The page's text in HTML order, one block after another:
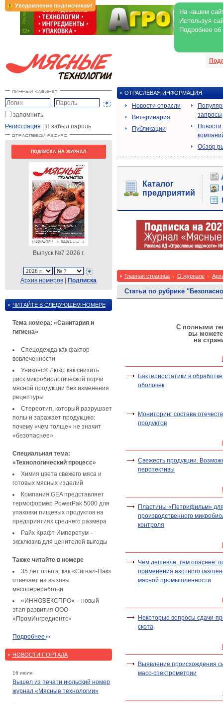
Уведомление подписчикам!
На нашем
Используя
Подробнее
запомнить
Регистрация | Я забыл пароль
ПОДПИСКА НА ЖУРНАЛ
Выпуск №7 2026 г.
Архив номеров | Подписка
ЧИТАЙТЕ В СЛЕДУЮЩЕМ НОМЕРЕ
Тема номера: «Санитария и
гигиена»
Спецодежда как фактор
вовлеченности
Униконс® Люкс: как снизить
риск микробиологической порчи
мясной продукции без изменения
рецептуры
Стереотип, который разрушает
полы и заражает продукцию:
почему «чем толще» не значит
«безопаснее»
Специальная тема:
«Технологический процесс»
Химия цвета свежего мяса и
готовых мясных изделий
Компания GEA представляет
термоформер PowerPak 5000 для
упаковки пищевых продуктов на
предприятиях среднего размера
Райх Крафт Имперетум –
эксклюзив для ценителей выгоды
Также читайте в номере
35 лет опыта: как «Сигнал-Пак»
отвечает на вызовы
мясопереработки
«ИННОВЕКСПРО» – новый
этап развития ООО
«ПромИнгредиентс»
Подробнее
НОВОСТИ ПОРТАЛА
16 июля
Вышел из печати июльский номер
журнал «Мясные технологии»
ОТРАСЛЕВАЯ ИНФОРМАЦИЯ
Новости отрасли
Ветеринария
Публикации
запросы
Новости
Обзор
Каталог
предприятий
Главная страница О журнале
Статьи по рубрике
С полными
вы
на
Бактериостатики в
оболочек
Мониторинг состава
продуктов
Свежесть продукции.
перспективы
Пластины «Петрифильм»
производственного
контроля
Чем дешевле, тем опаснее:
применения азотного
мясной промышленности
Некоторые вопросы сдачи-
скота
Выявление происхождения
масс-спектрометрии